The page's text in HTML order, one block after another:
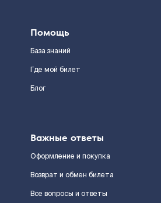
Помощь
База знаний
Где мой билет
Блог
Важные ответы
Оформление и покупка
Возврат и обмен билета
Все вопросы и ответы